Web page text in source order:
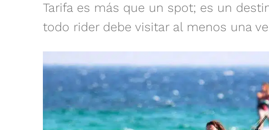
Tarifa es más que un spot; es un
todo rider debe visitar al menos una